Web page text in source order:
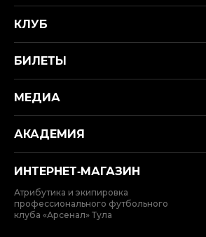
КЛУБ
БИЛЕТЫ
МЕДИА
АКАДЕМИЯ
ИНТЕРНЕТ‑МАГАЗИН
Атрибутика и экипировка
профессионального футбольного
клуба «Арсенал» Тула